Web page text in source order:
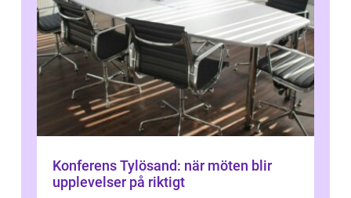
Konferens Tylösand: när möten blir
upplevelser på riktigt